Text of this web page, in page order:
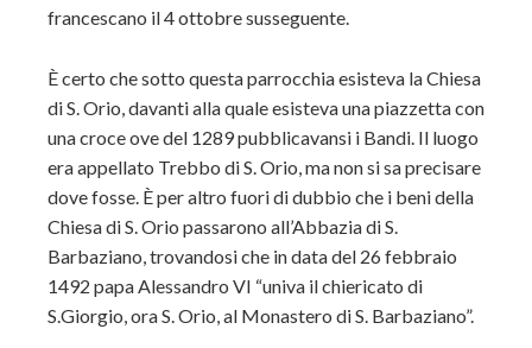
francescano il 4 ottobre susseguente.
È certo che sotto questa parrocchia esisteva la Chiesa
di S. Orio, davanti alla quale esisteva una piazzetta con
una croce ove del 1289 pubblicavansi i Bandi. Il luogo
era appellato Trebbo di S. Orio, ma non si sa precisare
dove fosse. È per altro fuori di dubbio che i beni della
Chiesa di S. Orio passarono all’Abbazia di S.
Barbaziano, trovandosi che in data del 26 febbraio
1492 papa Alessandro VI “univa il chiericato di
S.Giorgio, ora S. Orio, al Monastero di S. Barbaziano”.